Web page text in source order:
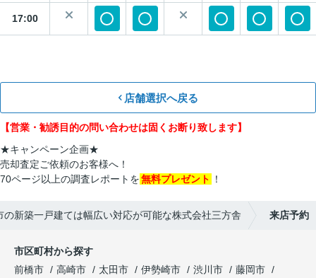
17:00
店舗選択へ戻る
【営業・勧誘目的の問い合わせは固くお断り致します】
★キャンペーン企画★
売却査定ご依頼のお客様へ！
70ページ以上の調査レポートを無料プレゼント ！
の新築一戸建ては幅広い対応が可能な株式会社三方舎 来店予約
市区町村から探す
前橋市
高崎市 太田市 伊勢崎市 渋川市
藤岡市